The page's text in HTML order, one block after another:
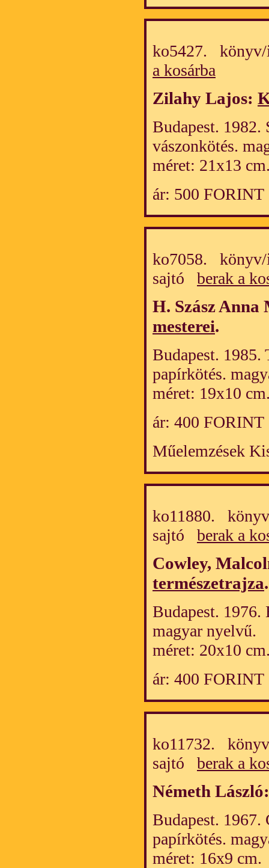
ko5427.
a kosárba
Zilahy Lajos:
Budapest. 1982.
vászonkötés.
méret: 21x13
ár: 500 FORINT
ko7058. könyv/
sajtó berak a
H. Szász
mesterei.
Budapest. 1985.
papírkötés.
méret: 19x10
ár: 400 FORINT
Műelemzések
ko11880.
sajtó berak a
Cowley,
természetrajza.
Budapest. 1976.
magyar nyelvű.
méret: 20x10
ár: 400 FORINT
ko11732.
sajtó berak a
Németh
Budapest. 1967.
papírkötés.
méret: 16x9 cm.